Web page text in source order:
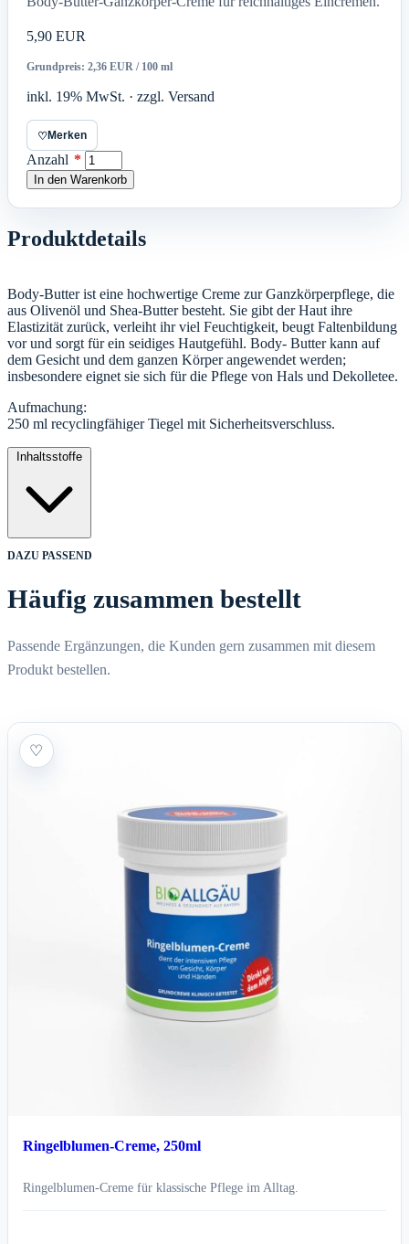
5,90 EUR
Grundpreis: 2,36 EUR / 100 ml
inkl. 19% MwSt. · zzgl. Versand
♡Merken
Anzahl *
In den Warenkorb
Produktdetails
Body-Butter ist eine hochwertige Creme zur Ganzkörperpflege, die
aus Olivenöl und Shea-Butter besteht. Sie gibt der Haut ihre
Elastizität zurück, verleiht ihr viel Feuchtigkeit, beugt Faltenbildung
vor und sorgt für ein seidiges Hautgefühl. Body- Butter kann auf
dem Gesicht und dem ganzen Körper angewendet werden;
insbesondere eignet sie sich für die Pflege von Hals und Dekolletee.
Aufmachung:
250 ml recyclingfähiger Tiegel mit Sicherheitsverschluss.
Inhaltsstoffe
DAZU PASSEND
Häufig zusammen bestellt
Passende Ergänzungen, die Kunden gern zusammen mit diesem
Produkt bestellen.
♡
Ringelblumen-Creme, 250ml
Ringelblumen-Creme für klassische Pflege im Alltag.